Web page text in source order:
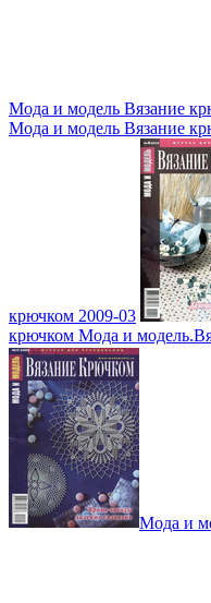
Мода и модель Вязание
Мода и модель Вязание
крючком 2009-03
крючком Мода и
Мода и